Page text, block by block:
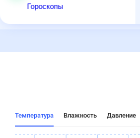
Гороскопы
Температура Влажность Давление